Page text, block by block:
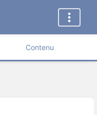
Contenu